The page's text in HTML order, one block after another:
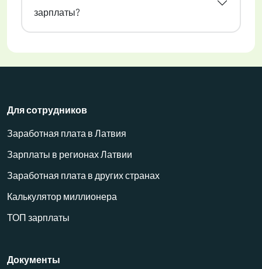
зарплаты?
Для сотрудников
Заработная плата в Латвия
Зарплаты в регионах Латвии
Заработная плата в других странах
Калькулятор миллионера
ТОП зарплаты
Документы